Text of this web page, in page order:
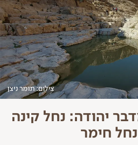
צילום: תומר ניצן
יהודה: נחל קינה
חימר